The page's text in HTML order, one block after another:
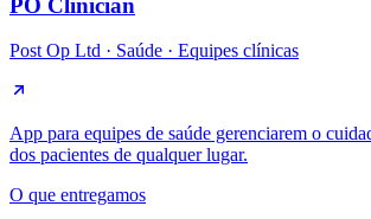
Post Op Ltd · Saúde · Equipes clínicas
App para equipes de saúde gerenciarem o
dos pacientes de qualquer lugar.
O que entregamos